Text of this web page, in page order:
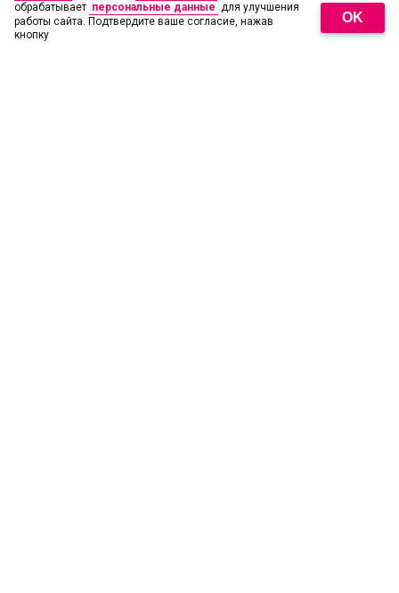
обрабатывает персональные данные для улучшения
работы сайта. Подтвердите ваше согласие, нажав
кнопку
OK